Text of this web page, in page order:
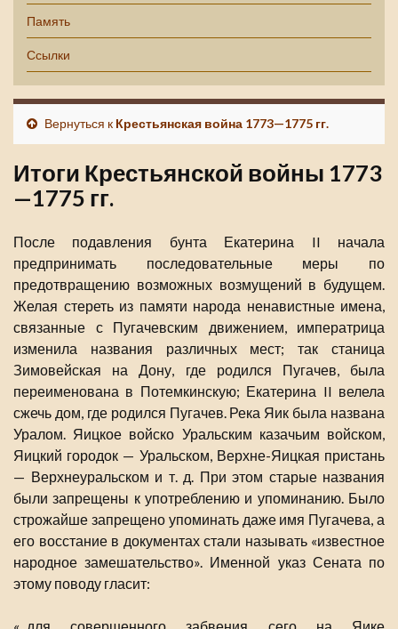
Память
Ссылки
Вернуться к Крестьянская война 1773—1775 гг.
Итоги Крестьянской войны 1773
—1775 гг.
После подавления бунта Екатерина II начала
предпринимать последовательные меры по
предотвращению возможных возмущений в будущем.
Желая стереть из памяти народа ненавистные имена,
связанные с Пугачевским движением, императрица
изменила названия различных мест; так станица
Зимовейская на Дону, где родился Пугачев, была
переименована в Потемкинскую; Екатерина II велела
сжечь дом, где родился Пугачев. Река Яик была названа
Уралом. Яицкое войско Уральским казачьим войском,
Яицкий городок — Уральском, Верхне-Яицкая пристань
— Верхнеуральском и т. д. При этом старые названия
были запрещены к употреблению и упоминанию. Было
строжайше запрещено упоминать даже имя Пугачева, а
его восстание в документах стали называть «известное
народное замешательство». Именной указ Сената по
этому поводу гласит: